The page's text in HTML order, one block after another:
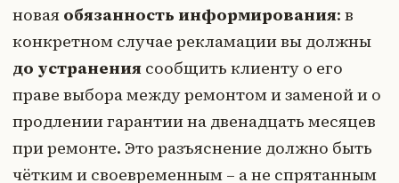
новая обязанность информирования: в
конкретном случае рекламации вы должны
до устранения сообщить клиенту о его
праве выбора между ремонтом и заменой и о
продлении гарантии на двенадцать месяцев
при ремонте. Это разъяснение должно быть
чётким и своевременным – а не спрятанным